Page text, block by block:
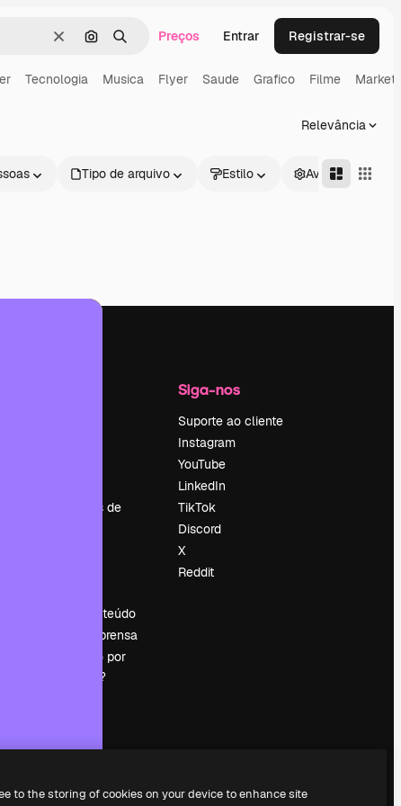
LimparPesquisar por imagem
BuscarPreços Entrar Registrar-se
Tecnologia Musica Flyer Saude Grafico Filme
Relevância
Tipo de arquivo Estilo Avançado
Tendências de
Vender conteúdo
Sala de imprensa
Procurando por
magnific.ai?
Siga-nos
Suporte ao cliente
Instagram
YouTube
LinkedIn
TikTok
Discord
X
Reddit
to the storing of cookies on your device to enhance site